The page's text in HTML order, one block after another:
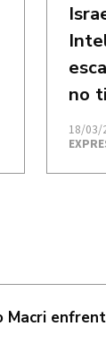
no
18/03/
Macri